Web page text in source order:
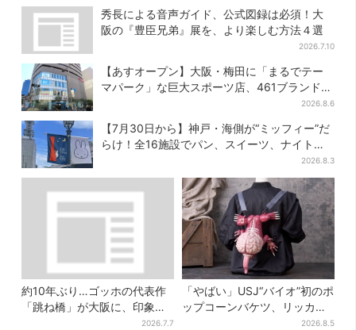
ト盛りだくさん
秀長による音声ガイド、公式図録は必須！大
阪の『豊臣兄弟』展を、より楽しむ方法４選
2026.7.10
【あすオープン】大阪・梅田に「まるでテー
マパーク」な巨大スポーツ店、461ブランド集
2026.8.6
【7月30日から】神戸・海側が“ミッフィー”だ
らけ！全16施設でパン、スイーツ、ナイトマ
2026.8.3
約10年ぶり…ゴッホの代表作
「跳ね橋」が大阪に、印象派
作品は70点！“夏休み向け”の
2026.7.7
「やばい」USJ“バイオ”初のポ
ップコーンバケツ、リッカー
が背中に張りつく衝撃デザイ
2026.8.5